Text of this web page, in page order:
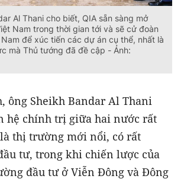
Al Thani cho biết, QIA sẵn sàng mở
Nam trong thời gian tới và sẽ cử đoàn
để xúc tiến các dự án cụ thể, nhất là
mà Thủ tướng đã đề cập - Ảnh:
ông Sheikh Bandar Al Thani
hệ chính trị giữa hai nước rất
thị trường mới nổi, có rất
tư, trong khi chiến lược của
đầu tư ở Viễn Đông và Đông